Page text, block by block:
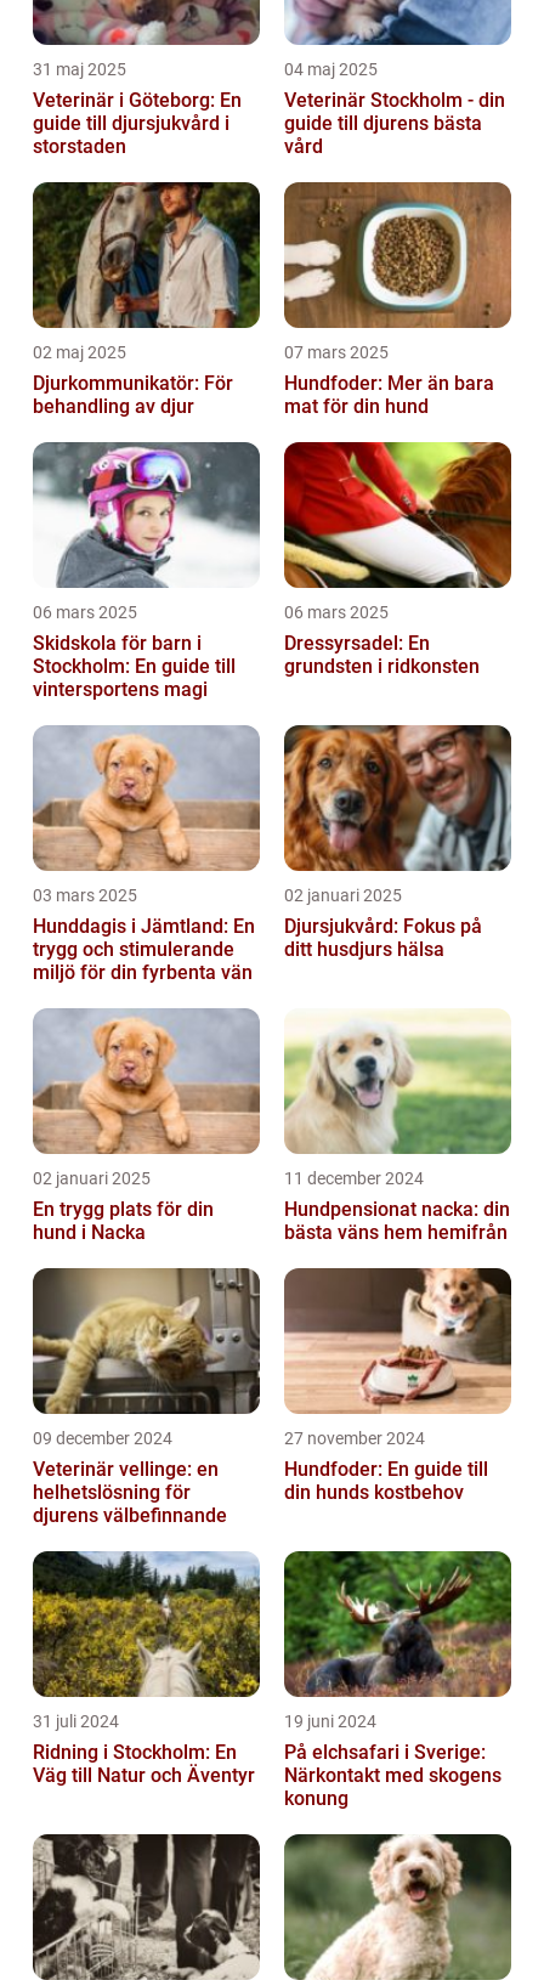
31 maj 2025
Veterinär i Göteborg: En
guide till djursjukvård i
storstaden
04 maj 2025
Veterinär Stockholm - din
guide till djurens bästa
vård
02 maj 2025
Djurkommunikatör: För
behandling av djur
07 mars 2025
Hundfoder: Mer än bara
mat för din hund
06 mars 2025
Skidskola för barn i
Stockholm: En guide till
vintersportens magi
06 mars 2025
Dressyrsadel: En
grundsten i ridkonsten
03 mars 2025
Hunddagis i Jämtland: En
trygg och stimulerande
miljö för din fyrbenta vän
02 januari 2025
Djursjukvård: Fokus på
ditt husdjurs hälsa
02 januari 2025
En trygg plats för din
hund i Nacka
11 december 2024
Hundpensionat nacka: din
bästa väns hem hemifrån
09 december 2024
Veterinär vellinge: en
helhetslösning för
djurens välbefinnande
27 november 2024
Hundfoder: En guide till
din hunds kostbehov
31 juli 2024
Ridning i Stockholm: En
Väg till Natur och Äventyr
19 juni 2024
På elchsafari i Sverige:
Närkontakt med skogens
konung